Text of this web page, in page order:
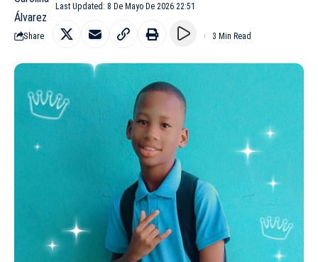
Last Updated: 8 De Mayo De 2026 22:51
Share 3 Min Read